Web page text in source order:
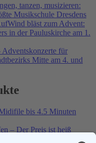
tanzen, musizieren:
Musikschule Dresdens
bläst zum Advent:
in der Pauluskirche am 1.
Adventskonzerte für
Mitte am 4. und
bis 4.5 Minuten
– Der Preis ist heiß